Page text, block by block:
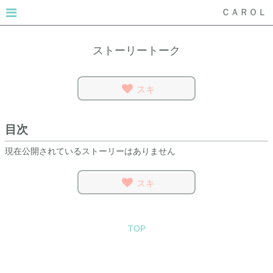
ＣＡＲＯＬ
ストーリートーク
スキ
目次
現在公開されているストーリーはありません
スキ
TOP